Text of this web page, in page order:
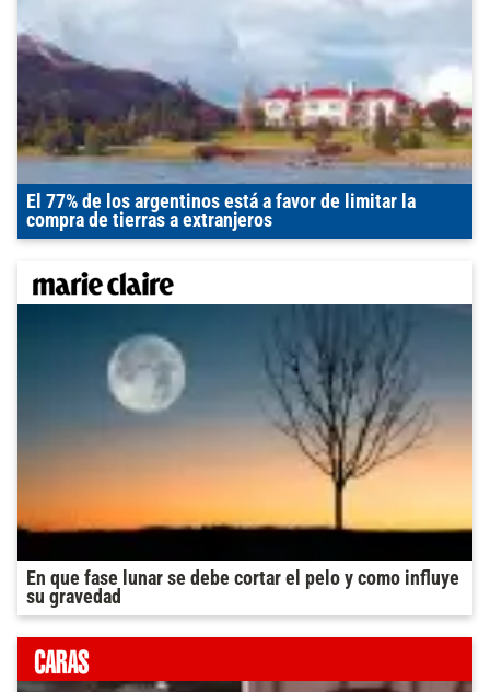
El 77% de los argentinos está a favor de limitar la
compra de tierras a extranjeros
En que fase lunar se debe cortar el pelo y como influye
su gravedad